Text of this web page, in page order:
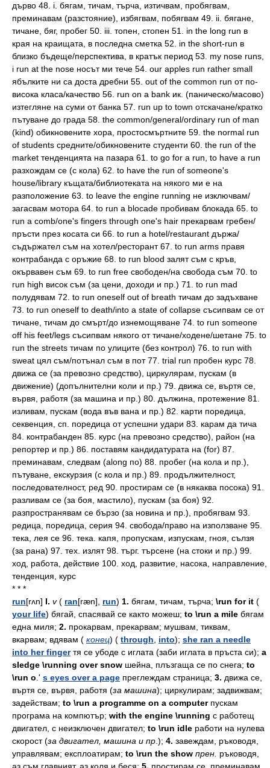
дърво 48. i. бягам, тичам, търча, изтичвам, пробягвам,
преминавам (разстояние), избягвам, побягвам 49. ii. бягане,
тичане, бяг, пробег 50. iii. топен, стопен 51. in the long run в
края на краищата, в последна сметка 52. in the short-run в
близко бъдеще/перспектива, в кратък период 53. my nose runs,
i run at the nose носът ми тече 54. our apples run rather small
ябълките ни ca доста дребни 55. out of the common run от по-
висока класа/качество 56. run on a bank ик. (паническо/масово)
изтегляне на суми от банка 57. run up to town отскачане/кратко
пътуване до града 58. the common/general/ordinary run of man
(kind) обикновените хора, простосмъртните 59. the normal run
of students средните/обикновените студенти 60. the run of the
market тенденцията на пазара 61. to go for a run, to have a run
разхождам се (с кола) 62. to have the run of someone's
house/library къщата/библиотеката на някого ми е на
разположение 63. to leave the engine running не изключвам/
загасвам мотора 64. to run a blocade пробивам блокада 65. to
run a comb/one's fingers through one's hair прекарвам гребен/
пръсти през косата си 66. to run a hotel/restaurant държа/
съдържател съм на хотел/ресторант 67. to run arms правя
контрабанда с оръжие 68. to run blood залят съм с кръв,
окървавен съм 69. to run free свободен/на свобода съм 70. to
run high висок съм (за цени, доходи и пр.) 71. to run mad
полудявам 72. to run oneself out of breath тичам до задъхване
73. to run oneself to death/into a state of collapse съсипвам се от
тичане, тичам до смърт/до изнемощяване 74. to run someone
off his feet/legs съсипвам някого от тичане/ходене/шетане 75. to
run the streets тичам по улиците (без контрол) 76. to run with
sweat цял съм/потънал съм в пот 77. trial run пробен курс 78.
движа се (за превозно средство), циркулярам, пускам (в
движение) (допълнителни коли и пр.) 79. движа се, въртя се,
вървя, работя (за машина и пр.) 80. дължина, протежение 81.
изливам, пускам (вода във вана и пр.) 82. кaрти поредица,
секвенция, сп. поредица от успешни удари 83. карам да тича
84. контрабанден 85. курс (на превозно средство), район (на
репортер и пр.) 86. поставям кандидатурата на (for) 87.
преминавам, следвам (along по) 88. пробег (на кола и пр.),
пътуване, екскурзия (с кола и пр.) 89. продължителност,
последователност, ред 90. простирам се (в някаква посока) 91.
разливам се (за боя, мастило), пускам (за боя) 92.
разпространявам се бързо (за новина и пр.), пробягвам 93.
редица, поредица, серия 94. свобода/право на използване 95.
тека, лея се 96. тека. капя, пропускам, изпускам, гноя, сълзя
(за рана) 97. тех. излят 98. търг. търсене (нa стоки и пр.) 99.
ход, работа, действие 100. ход, развитие, насока, направление,
тенденция, курс
* * *
run[rʌn] I. v ( ran[ræn], run) 1. бягам, тичам, търча; \run for it (
your life) бягай, спасявай се както можеш; to \run a mile бягам
една миля; 2. прокарвам, прекарвам; мушвам, тиквам,
вкарвам; вдявам ( конец) ( through into); she ran a needle
into her fingerтя се убоде с иглата (заби иглата в пръста си); a
sledge \running over snow шейна, плъзгаща се по снега; to
\run o .' s eyes over a page преглеждам страница; 3. движа се,
въртя се, вървя, работя (за машина); циркулирам; задвижвам;
задействам; to \run a programme on a computerпускам
програма на компютър; with the engine \running с работещ
двигател, с неизключен двигател; to \run idle работи на нулева
скорост(за двигател, машина и пр .); 4. завеждам, ръководя,
управлявам; експлоатирам; to \run the show прен. ръководя,